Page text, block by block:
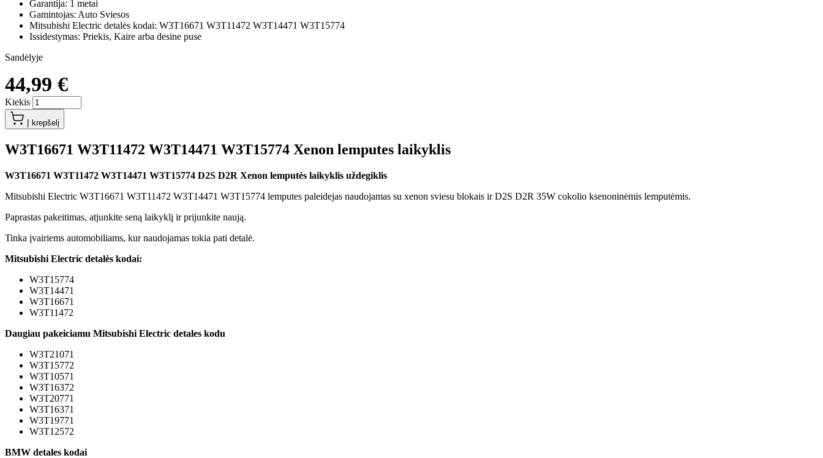
Garantija: 1 metai
Gamintojas: Auto Sviesos
Mitsubishi Electric detalės kodai: W3T16671 W3T11472 W3T14471 W3T15774
Issidestymas: Priekis, Kaire arba desine puse
Sandėlyje
44,99 €
Kiekis
Į krepšelį
W3T16671 W3T11472 W3T14471 W3T15774 Xenon lemputes laikyklis
W3T16671 W3T11472 W3T14471 W3T15774 D2S D2R Xenon lemputės laikyklis uždegiklis
Mitsubishi Electric W3T16671 W3T11472 W3T14471 W3T15774 lemputes paleidejas naudojamas su xenon sviesu blokais ir D2S D2R 35W cokolio ksenoninėmis lemputėmis.
Paprastas pakeitimas, atjunkite seną laikyklį ir prijunkite naują.
Tinka įvairiems automobiliams, kur naudojamas tokia pati detalė.
Mitsubishi Electric detalės kodai:
W3T15774
W3T14471
W3T16671
W3T11472
Daugiau pakeiciamu Mitsubishi Electric detales kodu
W3T21071
W3T15772
W3T10571
W3T16372
W3T20771
W3T16371
W3T19771
W3T12572
BMW detales kodai